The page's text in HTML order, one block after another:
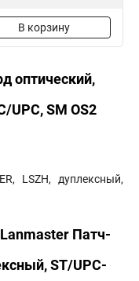
В корзину
оптический,
UPC, SM OS2
LSZH, дуплексный,
Патч-
ST/UPC-